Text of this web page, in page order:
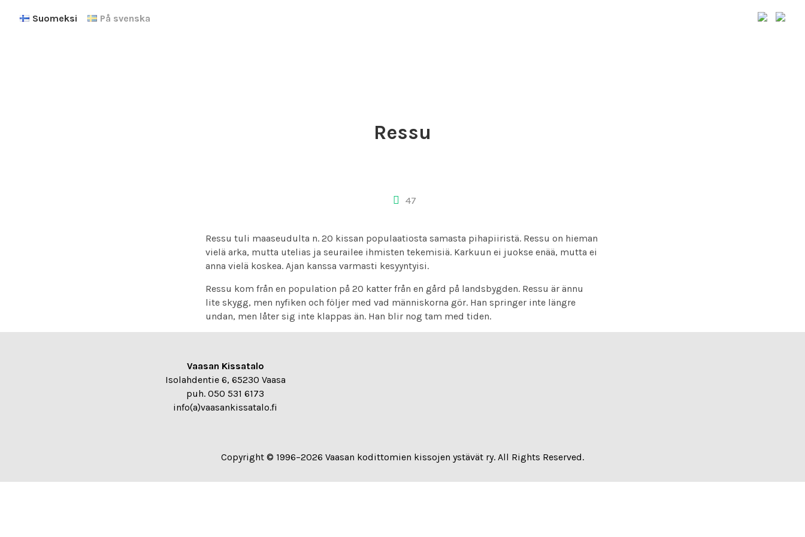
Suomeksi På svenska
Ressu
47
Ressu tuli maaseudulta n. 20 kissan populaatiosta samasta pihapiiristä. Ressu on hieman
vielä arka, mutta utelias ja seurailee ihmisten tekemisiä. Karkuun ei juokse enää, mutta ei
anna vielä koskea. Ajan kanssa varmasti kesyyntyisi.
Ressu kom från en population på 20 katter från en gård på landsbygden. Ressu är ännu
lite skygg, men nyfiken och följer med vad människorna gör. Han springer inte längre
undan, men låter sig inte klappas än. Han blir nog tam med tiden.
Vaasan Kissatalo
Isolahdentie 6, 65230 Vaasa
puh. 050 531 6173
info(a)vaasankissatalo.fi
Copyright © 1996–2026 Vaasan kodittomien kissojen ystävät ry. All Rights Reserved.